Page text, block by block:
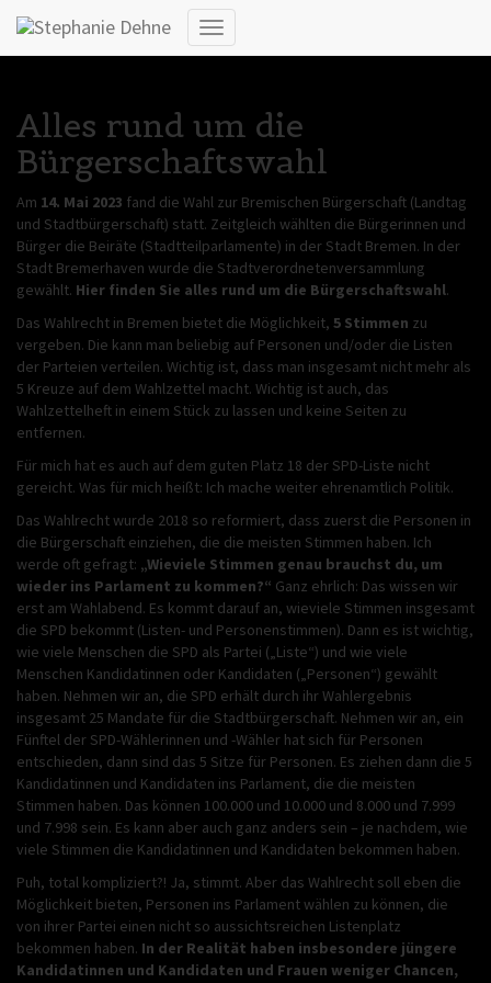
Navigation
Die Wahl
Alles rund um die
Bürgerschaftswahl
Am 14. Mai 2023 fand die Wahl zur Bremischen Bürgerschaft (Landtag
und Stadtbürgerschaft) statt. Zeitgleich wählten die Bürgerinnen und
Bürger die Beiräte (Stadtteilparlamente) in der Stadt Bremen. In der
Stadt Bremerhaven wurde die Stadtverordnetenversammlung
gewählt. Hier finden Sie alles rund um die Bürgerschaftswahl.
Das Wahlrecht in Bremen bietet die Möglichkeit, 5 Stimmen zu
vergeben. Die kann man beliebig auf Personen und/oder die Listen
der Parteien verteilen. Wichtig ist, dass man insgesamt nicht mehr als
5 Kreuze auf dem Wahlzettel macht. Wichtig ist auch, das
Wahlzettelheft in einem Stück zu lassen und keine Seiten zu
entfernen.
Für mich hat es auch auf dem guten Platz 18 der SPD-Liste nicht
gereicht. Was für mich heißt: Ich mache weiter ehrenamtlich Politik.
Das Wahlrecht wurde 2018 so reformiert, dass zuerst die Personen in
die Bürgerschaft einziehen, die die meisten Stimmen haben. Ich
werde oft gefragt: „Wieviele Stimmen genau brauchst du, um
wieder ins Parlament zu kommen?“ Ganz ehrlich: Das wissen wir
erst am Wahlabend. Es kommt darauf an, wieviele Stimmen insgesamt
die SPD bekommt (Listen- und Personenstimmen). Dann es ist wichtig,
wie viele Menschen die SPD als Partei („Liste“) und wie viele
Menschen Kandidatinnen oder Kandidaten („Personen“) gewählt
haben. Nehmen wir an, die SPD erhält durch ihr Wahlergebnis
insgesamt 25 Mandate für die Stadtbürgerschaft. Nehmen wir an, ein
Fünftel der SPD-Wählerinnen und -Wähler hat sich für Personen
entschieden, dann sind das 5 Sitze für Personen. Es ziehen dann die 5
Kandidatinnen und Kandidaten ins Parlament, die die meisten
Stimmen haben. Das können 100.000 und 10.000 und 8.000 und 7.999
und 7.998 sein. Es kann aber auch ganz anders sein – je nachdem, wie
viele Stimmen die Kandidatinnen und Kandidaten bekommen haben.
Puh, total kompliziert?! Ja, stimmt. Aber das Wahlrecht soll eben die
Möglichkeit bieten, Personen ins Parlament wählen zu können, die
von ihrer Partei einen nicht so aussichtsreichen Listenplatz
bekommen haben. In der Realität haben insbesondere jüngere
Kandidatinnen und Kandidaten und Frauen weniger Chancen,